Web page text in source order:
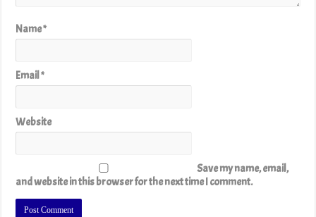
Name*
Email*
Website
Save my name, email,
and website in this browser for the next time I comment.